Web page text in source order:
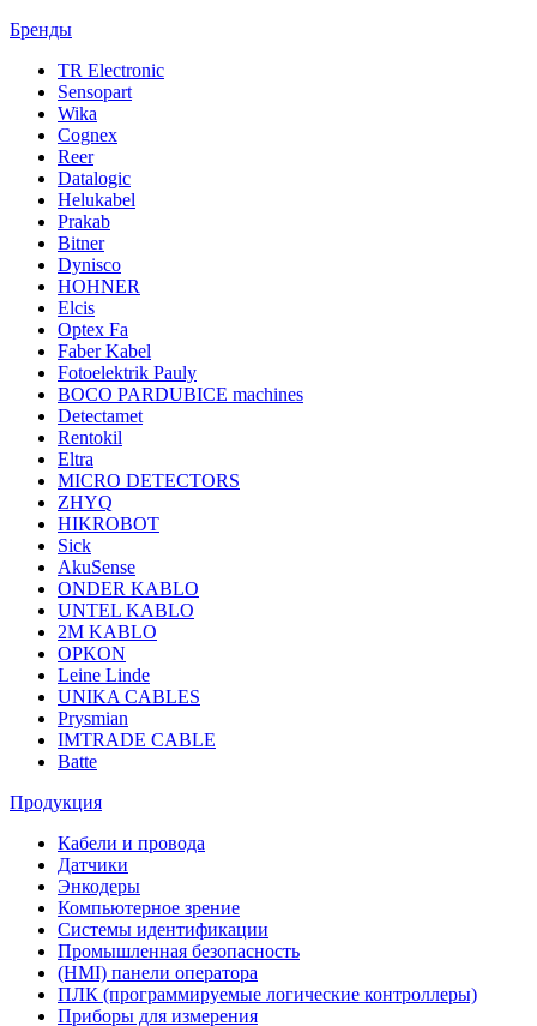
Бренды
TR Electronic
Sensopart
Wika
Cognex
Reer
Datalogic
Helukabel
Prakab
Bitner
Dynisco
HOHNER
Elcis
Optex Fa
Faber Kabel
Fotoelektrik Pauly
BOCO PARDUBICE machines
Detectamet
Rentokil
Eltra
MICRO DETECTORS
ZHYQ
HIKROBOT
Sick
AkuSense
ONDER KABLO
UNTEL KABLO
2M KABLO
OPKON
Leine Linde
UNIKA CABLES
Prysmian
IMTRADE CABLE
Batte
Продукция
Кабели и провода
Датчики
Энкодеры
Компьютерное зрение
Системы идентификации
Промышленная безопасность
(HMI) панели оператора
ПЛК (программируемые логические контроллеры)
Приборы для измерения